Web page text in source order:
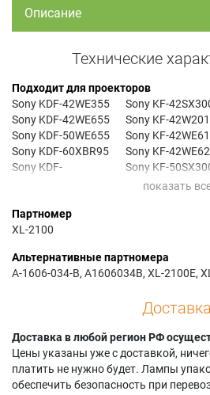
Описание
Технические
Подходит для проекторов
Sony KDF-42WE355
Sony KDF-42WE655
Sony KDF-50WE655
Sony KDF-60XBR95
Sony KDF-
Sony KDF-
70XBR950
Sony KF-
Sony KF-
Sony KF-
Sony KF-
Sony KF-
Sony KF-
Партномер
XL-2100
Альтернативные партномера
A-1606-034-B, A1606034B, XL-2100E,
Доставка
Доставка в любой регион РФ
Цены указаны уже с доставкой,
платить не нужно будет. Лампы
обеспечить безопасность при